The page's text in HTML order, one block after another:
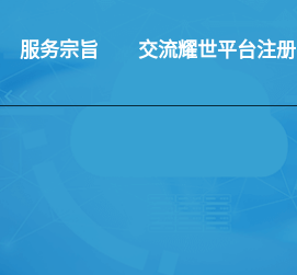
服务宗旨 交流耀世平台注册